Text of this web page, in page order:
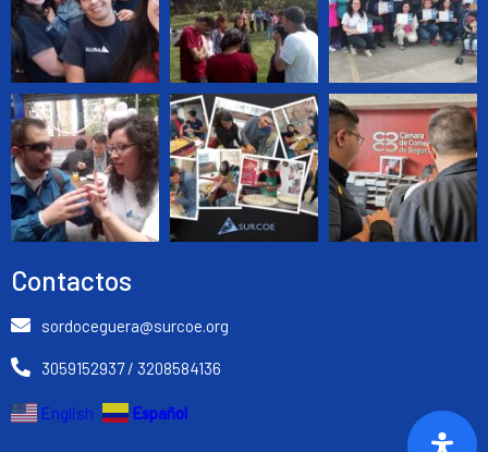
Contactos
sordoceguera@surcoe.org
3059152937 / 3208584136
English Español